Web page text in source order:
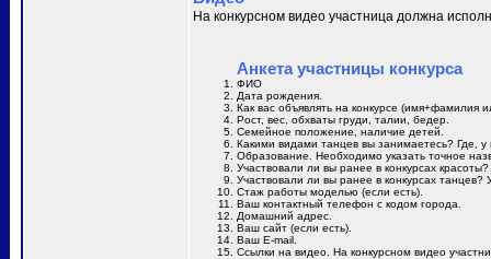
На конкурсном видео участница должна
Анкета участницы конкурса
ФИО
Дата рождения.
Как вас объявлять на конкурсе (имя+фамилия
Рост, вес, обхваты груди, талии, бедер.
Семейное положение, наличие детей.
Какими видами танцев вы занимаетесь? Где,
Образование. Необходимо указать точное
Участвовали ли вы ранее в конкурсах
Участвовали ли вы ранее в конкурсах
Стаж работы моделью (если есть).
Ваш контактный телефон с кодом города.
Домашний адрес.
Ваш сайт (если есть).
Ваш E-mail.
Ссылки на видео. На конкурсном видео